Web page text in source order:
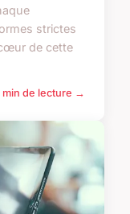
strictes
de cette
min de lecture →